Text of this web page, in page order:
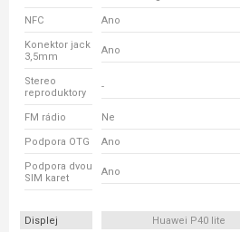
NFC Ano
Konektor jack
3,5mm
Ano
Stereo
reproduktory
-
FM rádio Ne
Podpora OTG Ano
Podpora dvou
SIM karet
Ano
Displej Huawei P40 lite